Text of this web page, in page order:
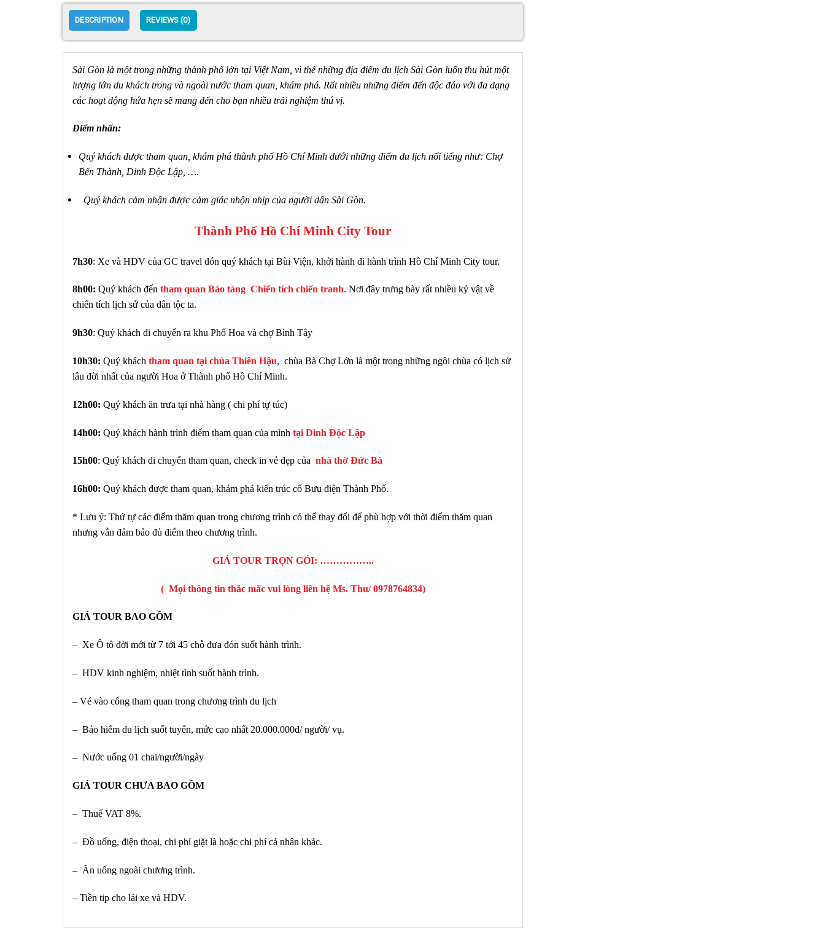
DESCRIPTION REVIEWS (0)
Sài Gòn là một trong những thành phố lớn tại Việt Nam, vì thế những địa điểm du lịch Sài Gòn luôn thu hút một
lượng lớn du khách trong và ngoài nước tham quan, khám phá. Rất nhiều những điểm đến độc đáo với đa dạng
các hoạt động hứa hẹn sẽ mang đến cho bạn nhiều trải nghiệm thú vị.
Điếm nhấn:
Quý khách được tham quan, khám phá thành phố Hồ Chí Minh dưới những điểm du lịch nổi tiếng như: Chợ
Bến Thành, Dinh Độc Lập, ….
Quý khách cảm nhận được cảm giác nhộn nhịp của người dân Sài Gòn.
Thành Phố Hồ Chí Minh City Tour
7h30: Xe và HDV của GC travel đón quý khách tại Bùi Viện, khởi hành đi hành trình Hồ Chí Minh City tour.
8h00: Quý khách đến tham quan Bảo tàng Chiến tích chiến tranh. Nơi đây trưng bày rất nhiều kỷ vật về
chiến tích lịch sử của dân tộc ta.
9h30: Quý khách di chuyển ra khu Phố Hoa và chợ Bình Tây
10h30: Quý khách tham quan tại chùa Thiên Hậu, chùa Bà Chợ Lớn là một trong những ngôi chùa có lịch sử
lâu đời nhất của người Hoa ở Thành phố Hồ Chí Minh.
12h00: Quý khách ăn trưa tại nhà hàng ( chi phí tự túc)
14h00: Quý khách hành trình điểm tham quan của mình tại Dinh Độc Lập
15h00: Quý khách di chuyển tham quan, check in vẻ đẹp của nhà thờ Đức Bà
16h00: Quý khách được tham quan, khám phá kiến trúc cổ Bưu điện Thành Phố.
* Lưu ý: Thứ tự các điểm thăm quan trong chương trình có thể thay đổi để phù hợp với thời điểm thăm quan
nhưng vẫn đảm bảo đủ điểm theo chương trình.
GIÁ TOUR TRỌN GÓI: ……………..
( Mọi thông tin thắc mắc vui lòng liên hệ Ms. Thu/ 0978764834)
GIÁ TOUR BAO GỒM
– Xe Ô tô đời mới từ 7 tới 45 chỗ đưa đón suốt hành trình.
– HDV kinh nghiệm, nhiệt tình suốt hành trình.
– Vé vào cổng tham quan trong chương trình du lịch
– Bảo hiểm du lịch suốt tuyến, mức cao nhất 20.000.000đ/ người/ vụ.
– Nước uống 01 chai/người/ngày
GIÁ TOUR CHƯA BAO GỒM
– Thuế VAT 8%.
– Đồ uống, điện thoại, chi phí giặt là hoặc chi phí cá nhân khác.
– Ăn uống ngoài chương trình.
– Tiền tip cho lái xe và HDV.